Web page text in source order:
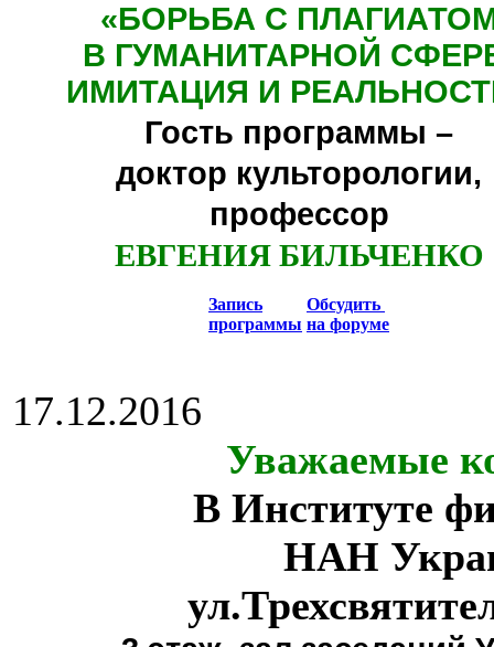
«БОРЬБА С
В ГУМАНИТАРНОЙ
ИМИТАЦИЯ И
Гость программы –
доктор культорологии,
профессор
ЕВГЕНИЯ БИЛЬЧЕНКО
Запись
программы
Обсудить
на форуме
17.12.2016
Уважаемые
В Институте
НАН